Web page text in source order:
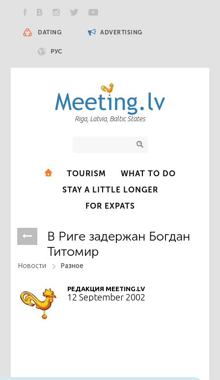
DATING ADVERTISING
РУС
Riga, Latvia, Baltic States
TOURISM
WHAT TO DO
STAY A LITTLE LONGER
FOR EXPATS
В Риге задержан Богдан
Титомир
Новости Разное
РЕДАКЦИЯ MEETING.LV
12 September 2002